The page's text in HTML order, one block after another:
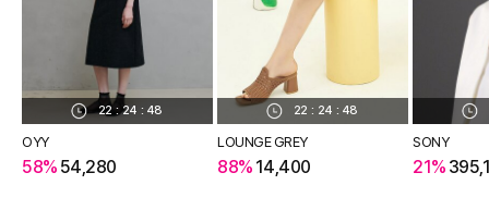
22 : 24 : 48
OYY
58% 54,280
22 : 24 : 48
LOUNGE GREY
88% 14,400
SONY
21%